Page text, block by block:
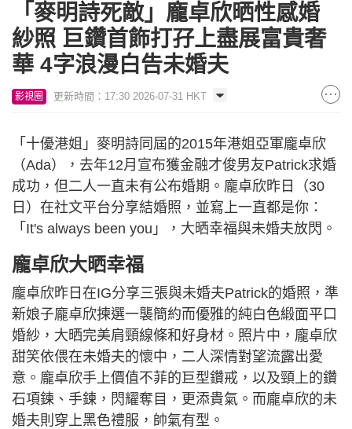
「麥明詩死敵」龐卓欣晒性感婚
紗照 巨鑽首飾打孖上盡展富貴奢
華 4字浪漫白告未婚夫
影視圈 更新時間：17:30 2026-07-31 HKT
「十優港姐」麥明詩同屆的2015年港姐亞軍龐卓欣
（Ada），去年12月宣布獲金融才俊男友Patrick求婚
成功，但二人一直未有公布婚期。龐卓欣昨日（30
日）在社文平台分享結婚照，並寫上一直都是你：
「It's always been you」，大晒幸福與未婚夫放閃。
龐卓欣大晒幸福
龐卓欣昨日在IG分享三張與未婚夫Patrick的婚照，準
新娘子龐卓欣揀選一襲簡約而優雅的純白色緞面平口
婚紗，大晒完美肩頸線條和好身材。照片中，龐卓欣
甜笑依偎在未婚夫的懷中，二人深情對望流露出愛
意。龐卓欣手上價值不菲的巨型鑽戒，以及頸上的鑽
石項鍊、手鍊，閃耀奪目，更添貴氣。而龐卓欣的未
婚夫則穿上黑色禮服，帥氣有型。